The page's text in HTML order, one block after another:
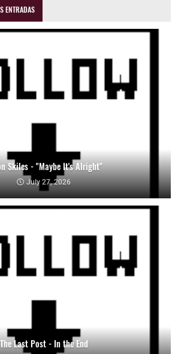
ENTRADAS
Skiles - "Maybe It's Alright"
July 27, 2026
The Last Post - In the End